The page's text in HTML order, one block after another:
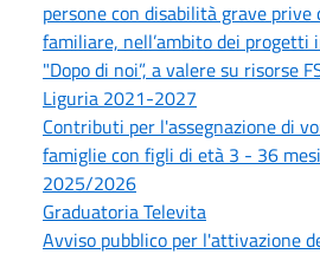
persone con disabilità grave prive
familiare, nell’ambito dei progetti
"Dopo di noi”, a valere su risorse
Liguria 2021-2027
Contributi per l'assegnazione di
famiglie con figli di età 3 - 36
2025/2026
Graduatoria Televita
Avviso pubblico per l'attivazione